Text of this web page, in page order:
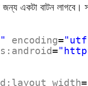
জন্য একটা বাটন
encoding=
="
=